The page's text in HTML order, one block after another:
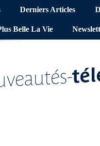
Derniers Articles
Belle La Vie